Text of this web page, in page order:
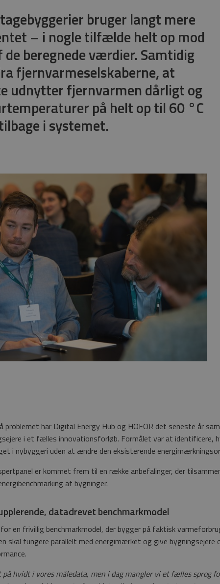
bruger langt mere
– i nogle tilfælde helt op mod
beregnede værdier. Samtidig
fjernvarmeselskaberne, at
udnytter fjernvarmen dårligt og
på helt op til 60 °C
i systemet.
har Digital Energy Hub og HOFOR det seneste år
i et fælles innovationsforløb. Formålet var at identificere,
i nybyggeri uden at ændre den eksisterende
er kommet frem til en række anbefalinger, der
af bygninger.
datadrevet benchmarkmodel
en frivillig benchmarkmodel, der bygger på faktisk
skal fungere parallelt med energimærket og give
hvidt i vores måledata, men i dag mangler vi et fælles sprog